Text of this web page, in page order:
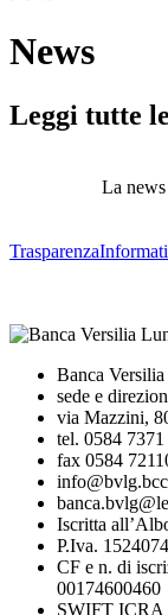
News
Leggi tutte
La
Trasparenza
Banca
sede e
via Mazzini,
tel. 0584 7371
fax 0584
Iscritta
P.Iva.
CF e n. di
00174600460
SWIFT